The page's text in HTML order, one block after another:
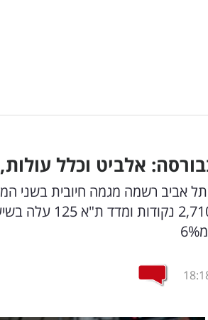
אלביט וכלל